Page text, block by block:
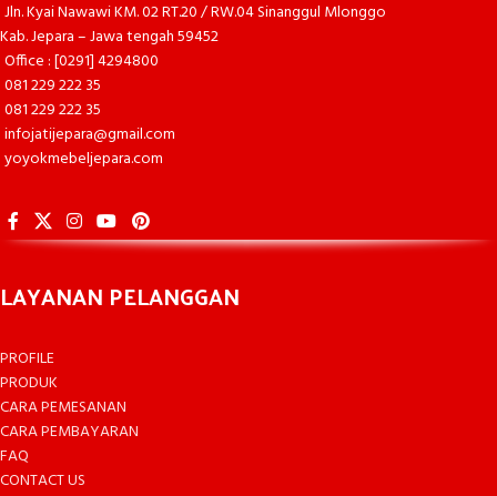
Jln. Kyai Nawawi KM. 02 RT.20 / RW.04 Sinanggul Mlonggo
Kab. Jepara – Jawa tengah 59452
Office : [0291] 4294800
081 229 222 35
081 229 222 35
infojatijepara@gmail.com
yoyokmebeljepara.com
LAYANAN PELANGGAN
PROFILE
PRODUK
CARA PEMESANAN
CARA PEMBAYARAN
FAQ
CONTACT US